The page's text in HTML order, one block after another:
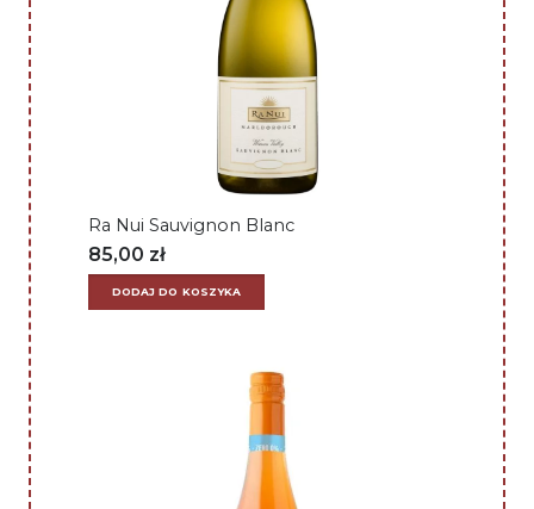
Ra Nui Sauvignon Blanc
85,00 zł
DODAJ DO KOSZYKA